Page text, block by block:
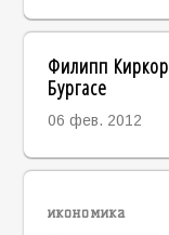
Филипп
Бургасе
06 фев. 2012
икономика